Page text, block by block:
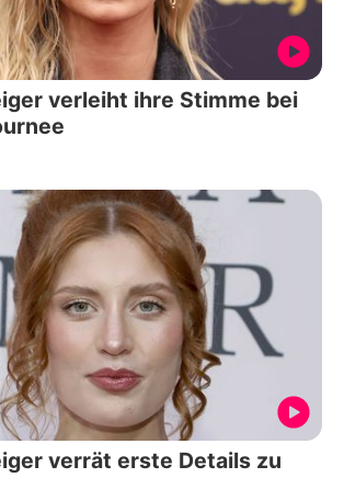
verleiht ihre Stimme bei
verrät erste Details zu